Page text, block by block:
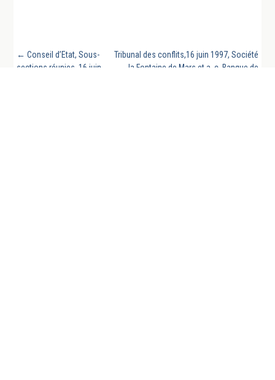
← Conseil d’Etat, Sous-
sections réunies, 16 juin
Tribunal des conflits,16 juin 1997, Société
la Fontaine de Mars et a. c. Banque de